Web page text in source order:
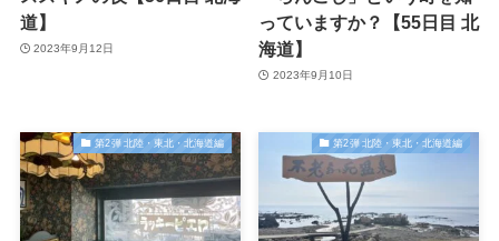
道】
2023年9月12日
っていますか？【55日目 北
海道】
2023年9月10日
第2弾 北陸・東北・北海道編 第2弾 北陸・東北・北海道編